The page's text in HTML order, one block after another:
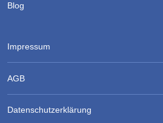
Blog
Impressum
AGB
Datenschutzerklärung